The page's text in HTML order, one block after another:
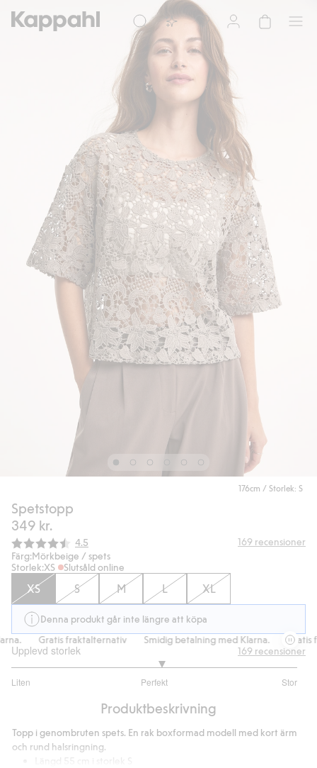
176cm / Storlek: S
Spetstopp
349 kr.
Snittbetyg:
4.5 169 recensioner
Färg:Mörkbeige / spets
Storlek:XS Slutsåld online
XS S M L XL
Denna produkt går inte längre att köpa
Gratis fraktalternativ Smidig betalning med Klarna. Gratis
Upplevd storlek
Liten Perfekt Stor
utav
131
betyg
169 recensioner
Produktbeskrivning
Topp i genombruten spets. En rak boxformad modell med kort ärm
och rund halsringning.